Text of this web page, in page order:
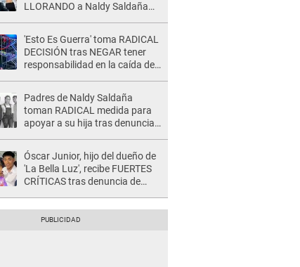
LLORANDO a Naldy Saldaña
'Esto Es Guerra' toma RADICAL
DECISIÓN tras NEGAR tener
responsabilidad en la caída de
Padres de Naldy Saldaña
toman RADICAL medida para
apoyar a su hija tras denuncia
Bella Luz: "Esto no se va a
quedar así"
Óscar Junior, hijo del dueño de
'La Bella Luz', recibe FUERTES
CRÍTICAS tras denuncia de